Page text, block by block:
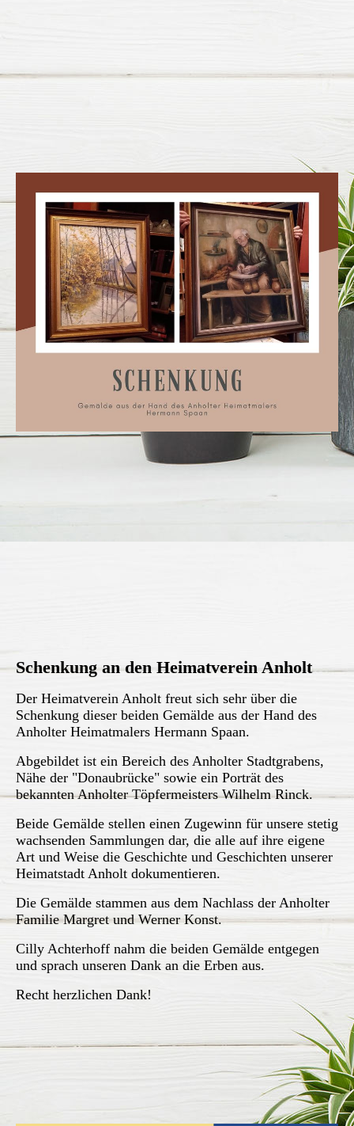
Schenkung an den Heimatverein Anholt
Der Heimatverein Anholt freut sich sehr über die
Schenkung dieser beiden Gemälde aus der Hand des
Anholter Heimatmalers Hermann Spaan.
Abgebildet ist ein Bereich des Anholter Stadtgrabens,
Nähe der "Donaubrücke" sowie ein Porträt des
bekannten Anholter Töpfermeisters Wilhelm Rinck.
Beide Gemälde stellen einen Zugewinn für unsere stetig
wachsenden Sammlungen dar, die alle auf ihre eigene
Art und Weise die Geschichte und Geschichten unserer
Heimatstadt Anholt dokumentieren.
Die Gemälde stammen aus dem Nachlass der Anholter
Familie Margret und Werner Konst.
Cilly Achterhoff nahm die beiden Gemälde entgegen
und sprach unseren Dank an die Erben aus.
Recht herzlichen Dank!